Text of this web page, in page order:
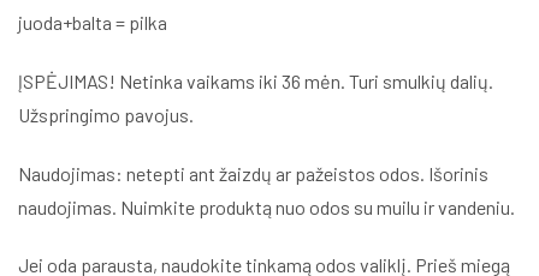
juoda+balta = pilka
ĮSPĖJIMAS! Netinka vaikams iki 36 mėn. Turi smulkių dalių.
Užspringimo pavojus.
Naudojimas: netepti ant žaizdų ar pažeistos odos. Išorinis
naudojimas. Nuimkite produktą nuo odos su muilu ir vandeniu.
Jei oda parausta, naudokite tinkamą odos valiklį. Prieš miegą